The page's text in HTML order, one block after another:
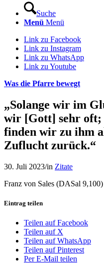
Suche
Menü Menü
Link zu Facebook
Link zu Instagram
Link zu WhatsApp
Link zu Youtube
Was die Pfarre bewegt
„Solange wir im
wir [Gott] sehr oft;
finden wir zu ihm
Zuflucht zurück.“
30. Juli 2023/in Zitate
Franz von Sales (DASal 9,100)
Eintrag teilen
Teilen auf Facebook
Teilen auf X
Teilen auf WhatsApp
Teilen auf Pinterest
Per E-Mail teilen